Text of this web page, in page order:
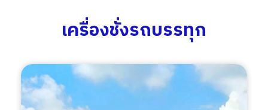
เครื่องชั่งรถบรรทุก